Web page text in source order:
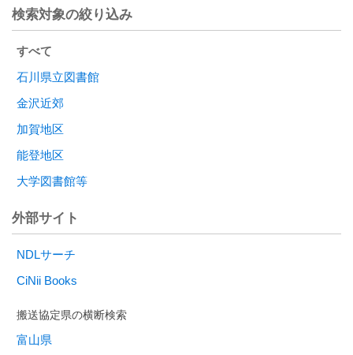
検索対象の絞り込み
すべて
石川県立図書館
金沢近郊
加賀地区
能登地区
大学図書館等
外部サイト
NDLサーチ
CiNii Books
富山県